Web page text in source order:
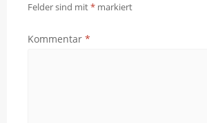
Felder sind mit* markiert
Kommentar *